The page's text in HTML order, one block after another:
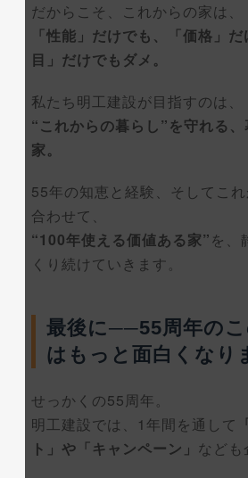
だからこそ、これからの家は、
「性能」だけでも、「価格」
目」だけでもダメ。
私たち明工建設が目指すのは、
“これからの暮らし”を守れる
家。
55年の知恵と経験、そしてこ
合わせて、
“100年使える価値ある家”を、
くり続けていきます。
最後に──55周年の
はもっと面白くなり
せっかくの55周年。
明工建設では、1年間を通して
ト」や「キャンペーン」 なども